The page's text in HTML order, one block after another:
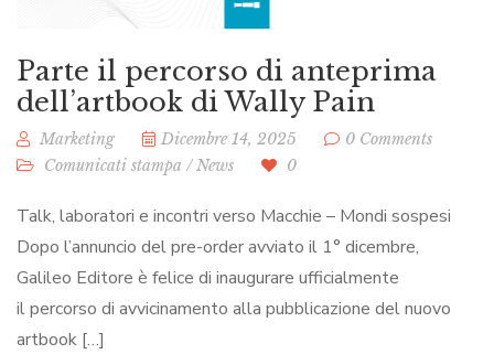
Parte il percorso di anteprima
dell’artbook di Wally Pain
Marketing Dicembre 14, 2025
0 Comments
Comunicati stampa /News 0
Talk, laboratori e incontri verso Macchie – Mondi sospesi
Dopo l’annuncio del pre-order avviato il 1° dicembre,
Galileo Editore è felice di inaugurare ufficialmente
il percorso di avvicinamento alla pubblicazione del nuovo
artbook […]